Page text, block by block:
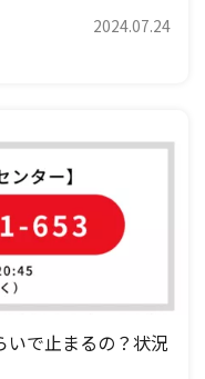
2024.07.24
いで止まるの？状況